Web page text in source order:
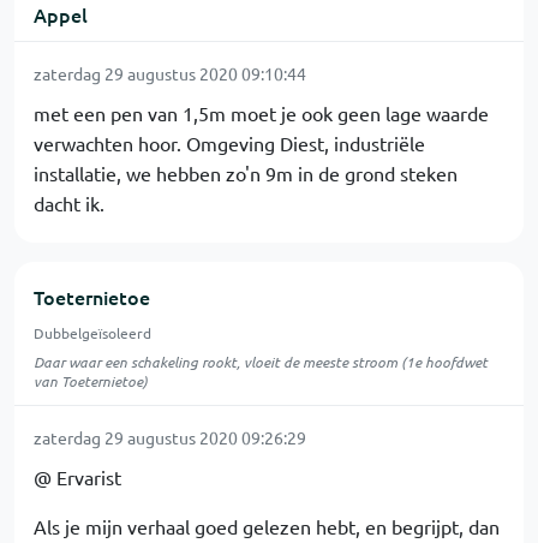
Appel
zaterdag 29 augustus 2020 09:10:44
met een pen van 1,5m moet je ook geen lage waarde
verwachten hoor. Omgeving Diest, industriële
installatie, we hebben zo'n 9m in de grond steken
dacht ik.
Toeternietoe
Dubbelgeïsoleerd
Daar waar een schakeling rookt, vloeit de meeste stroom (1e hoofdwet
van Toeternietoe)
zaterdag 29 augustus 2020 09:26:29
@ Ervarist
Als je mijn verhaal goed gelezen hebt, en begrijpt, dan